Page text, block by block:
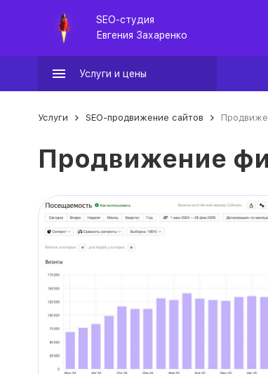
SEO-студия
Евгения Захаренко
Услуги и цены
Услуги SEO-продвижение сайтов
Продвижение